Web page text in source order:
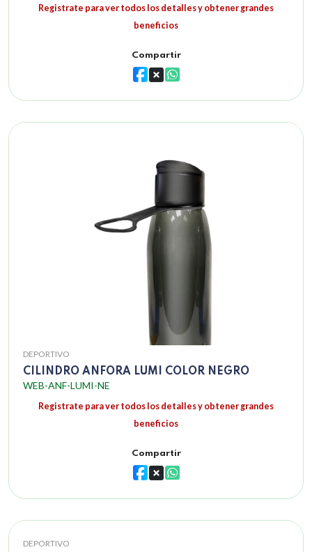
Registrate para ver todos los detalles y obtener grandes
beneficios
Compartir
DEPORTIVO
CILINDRO ANFORA LUMI COLOR NEGRO
WEB-ANF-LUMI-NE
Registrate para ver todos los detalles y obtener grandes
beneficios
Compartir
DEPORTIVO